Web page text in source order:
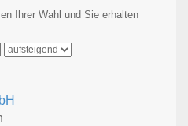
Ihrer Wahl und Sie erhalten